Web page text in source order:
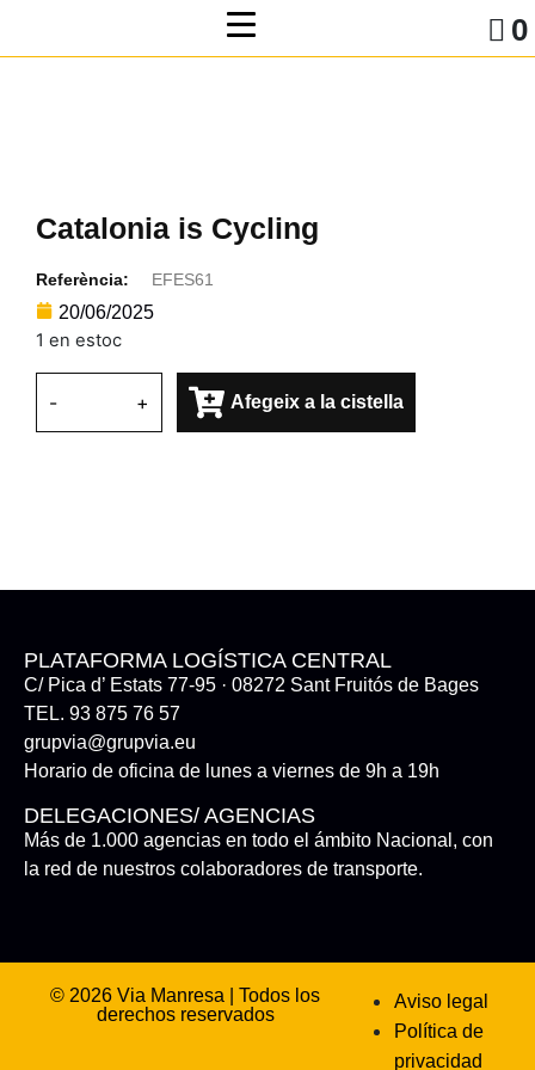
0
Catalonia is Cycling
Referència: EFES61
20/06/2025
1 en estoc
- + Afegeix a la cistella
PLATAFORMA LOGÍSTICA CENTRAL
C/ Pica d’ Estats 77-95 · 08272 Sant Fruitós de Bages
TEL. 93 875 76 57
grupvia@grupvia.eu
Horario de oficina de lunes a viernes de 9h a 19h
DELEGACIONES/ AGENCIAS
Más de 1.000 agencias en todo el ámbito Nacional, con
la red de nuestros colaboradores de transporte.
© 2026 Via Manresa | Todos los
derechos reservados
Aviso legal
Política de
privacidad